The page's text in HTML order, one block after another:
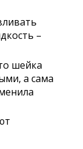
–
шейка
а сама